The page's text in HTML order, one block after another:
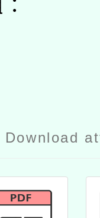
Download